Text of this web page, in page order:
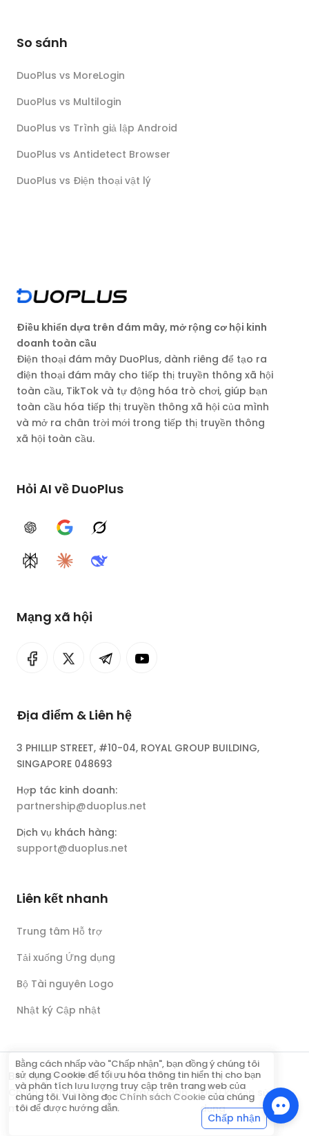
So sánh
DuoPlus vs MoreLogin
DuoPlus vs Multilogin
DuoPlus vs Trình giả lập Android
DuoPlus vs Antidetect Browser
DuoPlus vs Điện thoại vật lý
Điều khiển dựa trên đám mây, mở rộng cơ hội kinh
doanh toàn cầu
Điện thoại đám mây DuoPlus, dành riêng để tạo ra
điện thoại đám mây cho tiếp thị truyền thông xã hội
toàn cầu, TikTok và tự động hóa trò chơi, giúp bạn
toàn cầu hóa tiếp thị truyền thông xã hội của mình
và mở ra chân trời mới trong tiếp thị truyền thông
xã hội toàn cầu.
Hỏi AI về DuoPlus
ChatGPTGoogle AIGrok
PerplexityClaudeDeepSeek
Mạng xã hội
Địa điểm & Liên hệ
3 PHILLIP STREET, #10-04, ROYAL GROUP BUILDING,
SINGAPORE 048693
Hợp tác kinh doanh:
partnership@duoplus.net
Dịch vụ khách hàng:
support@duoplus.net
Liên kết nhanh
Trung tâm Hỗ trợ
Tải xuống Ứng dụng
Bộ Tài nguyên Logo
Nhật ký Cập nhật
Bản quyền © DUOPLUS PTE. LTD.
Chính sách bảo
mật
Chính sách hoàn
tiền
Điều khoản sử
dụng
Bằng cách nhấp vào "Chấp nhận", bạn đồng ý chúng tôi
sử dụng Cookie để tối ưu hóa thông tin hiển thị cho bạn
và phân tích lưu lượng truy cập trên trang web của
chúng tôi. Vui lòng đọc Chính sách Cookie của chúng
tôi để được hướng dẫn.
Chấp nhận